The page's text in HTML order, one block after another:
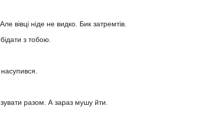
вівці ніде не видко. Бик затремтів.
з тобою.
разом. А зараз мушу йти.